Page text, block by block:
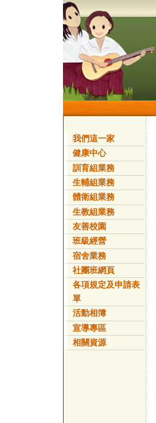
我們這一家
健康中心
訓育組業務
生輔組業務
體衛組業務
生教組業務
友善校園
班級經營
宿舍業務
社團班網頁
各項規定及申請表
單
活動相簿
宣導專區
相關資源